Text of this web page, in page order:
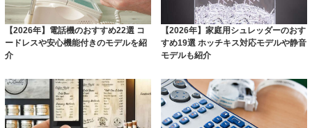
【2026年】電話機のおすすめ22選 コ
ードレスや安心機能付きのモデルを紹
介
【2026年】家庭用シュレッダーのおす
すめ19選 ホッチキス対応モデルや静音
モデルも紹介